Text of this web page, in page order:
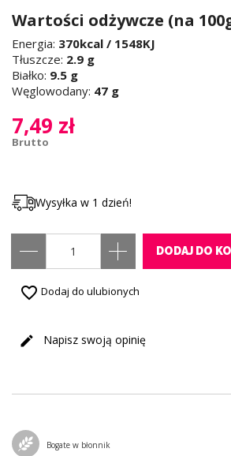
Wartości odżywcze (na
Energia: 370kcal / 1548KJ
Tłuszcze: 2.9 g
Białko: 9.5 g
Węglowodany: 47 g
7,49 zł
Brutto
Wysyłka w 1 dzień!
DODAJ DO
favorite_border Dodaj do ulubionych
Napisz swoją opinię
Bogate w błonnik